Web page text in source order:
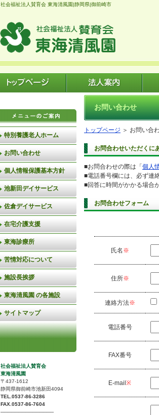
社会福祉法人賛育会 東海清風園|静岡県|御前崎市
お問い合わせ
トップページ ＞ お問い合
お問合わせいただくに
■お問合わせの際は「 個人
■電話番号欄には、必ず連
■回答に時間がかかる場合
お問合わせフォーム
氏名 ※
住所※
連絡方法※
電話番号
FAX番号
E-mail ※
特別養護老人ホーム
お問い合わせ
個人情報保護基本方針
池新田デイサービス
佐倉デイサービス
在宅介護支援
東海診療所
苦情対応について
施設長挨拶
東海清風園 の各施設
サイトマップ
社会福祉法人賛育会
東海清風園
〒437-1612
静岡県御前崎市池新田4094
TEL.0537-86-3286
FAX.0537-86-7604
───────────────